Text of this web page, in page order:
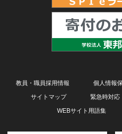
教員・職員採用情報 個人情報
サイトマップ
緊急時対応
WEBサイト用語集